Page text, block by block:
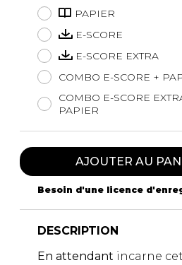
PAPIER
E-SCORE
E-SCORE EXTRA
COMBO E-SCORE +
COMBO E-SCORE
PAPIER
AJOUTER AU
Besoin d'une licence
DESCRIPTION
En attendant incarne